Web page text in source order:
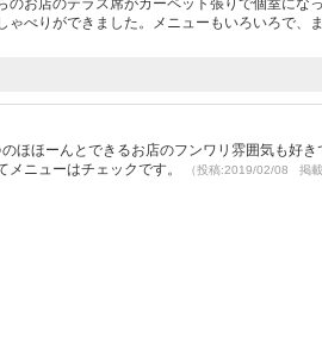
お店のテラス席がカーペット張りで個室にな
べりができました。メニューもいろいろで、
ほほーんとできるお店のフンワリ雰囲気も好き
ニューはチェックです。
（投稿:2019/02/08 掲載